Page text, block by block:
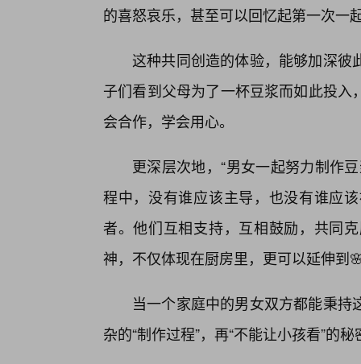
的喜怒哀乐，甚至可以回忆起第一次一
这种共同创造的体验，能够加深
子们看到父母为了一杯豆浆而如此投
会合作，学会用心。
更深层次地，“男女一起努力制作
程中，没有谁应该主导，也没有谁应
者。他们互相支持，互相鼓励，共同
神，不仅体现在厨房里，更可以延伸到
当一个家庭中的男女双方都能秉
杂的“制作过程”，再“不能让小孩看”的